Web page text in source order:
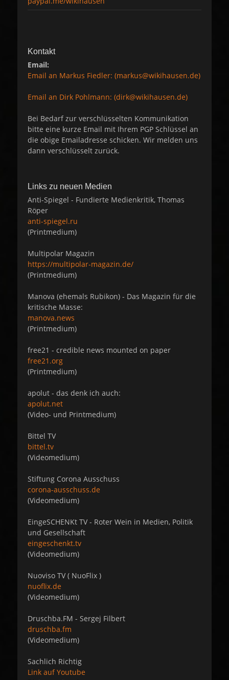
Kontakt
Email:
Email an Markus Fiedler: (markus@wikihausen.de)
Email an Dirk Pohlmann: (dirk@wikihausen.de)
Bei Bedarf zur verschlüsselten Kommunikation
bitte eine kurze Email mit Ihrem PGP Schlüssel an
die obige Emailadresse schicken. Wir melden uns
dann verschlüsselt zurück.
Links zu neuen Medien
Anti-Spiegel - Fundierte Medienkritik, Thomas
Röper
anti-spiegel.ru
(Printmedium)
Multipolar Magazin
https://multipolar-magazin.de/
(Printmedium)
Manova (ehemals Rubikon) - Das Magazin für die
kritische Masse:
manova.news
(Printmedium)
free21 - credible news mounted on paper
free21.org
(Printmedium)
apolut - das denk ich auch:
apolut.net
(Video- und Printmedium)
Bittel TV
bittel.tv
(Videomedium)
Stiftung Corona Ausschuss
corona-ausschuss.de
(Videomedium)
EingeSCHENKt TV - Roter Wein in Medien, Politik
und Gesellschaft
eingeschenkt.tv
(Videomedium)
Nuoviso TV ( NuoFlix )
nuoflix.de
(Videomedium)
Druschba.FM - Sergej Filbert
druschba.fm
(Videomedium)
Sachlich Richtig
Link auf Youtube